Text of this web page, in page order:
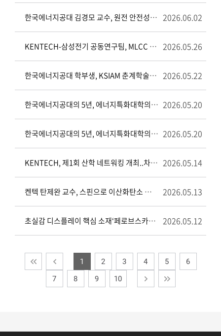
한국에너지공대 김경모 교수, 원전 안전성 향상 연구로 美원자력학회 열수력 부문 ‘최우수논문상’ 수상 2026.06.02
KENTECH-삼성전기 공동연구팀, MLCC 성능 좌우하는 첨가제‘원자 자리’규명 2026.05.26
한국에너지공대 학부생, KSIAM 춘계학술대회 포스터 우수상 수상 2026.05.22
한국에너지공대의 5년, 에너지특화대학의 가능성을 입증하다 2026.05.20
한국에너지공대의 5년, 에너지특화대학의 가능성을 입증하다 2026.05.20
KENTECH, 제1회 산학 네트워킹 개최..차세대 분산형 전력망 협력 본격화 2026.05.14
켄텍 탄제완 교수, 스핀으로 이산화탄소 전환 선택성 제어하는 카이랄 전극 기술 제시 2026.05.13
초실감 디스플레이 핵심 소재‘페로브스카이트’ 원하는 결정구조로 정밀하게 키운다 2026.05.12
1 2 3 4 5
6
7
8 9 10